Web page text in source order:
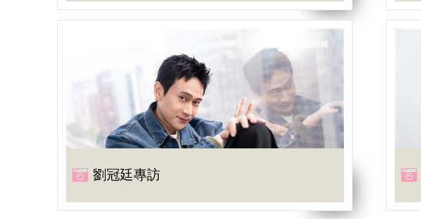
劉冠廷專訪